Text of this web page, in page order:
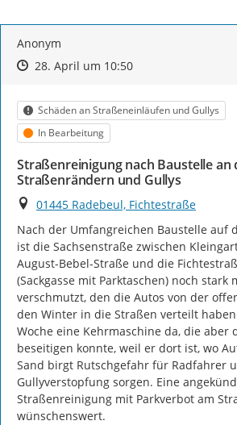
Anonym
Zeitpunkt des Erstellens
Zeitpunkt des Erstellens
28. April um 10:50Zur Äußerung
Kategorie
Schäden an Straßeneinläufen und Gullys
Status
In Bearbeitung
Straßenreinigung nach Baustelle an
Straßenrändern und Gullys
Ort
01445 Radebeul, Fichtestraße
Nach der Umfangreichen Baustelle auf
ist die Sachsenstraße zwischen
August-Bebel-Straße und die
(Sackgasse mit Parktaschen) noch stark
verschmutzt, den die Autos von der
den Winter in die Straßen verteilt
Woche eine Kehrmaschine da, die aber
beseitigen konnte, weil er dort ist, wo
Sand birgt Rutschgefahr für Radfahrer
Gullyverstopfung sorgen. Eine
Straßenreinigung mit Parkverbot am
wünschenswert.